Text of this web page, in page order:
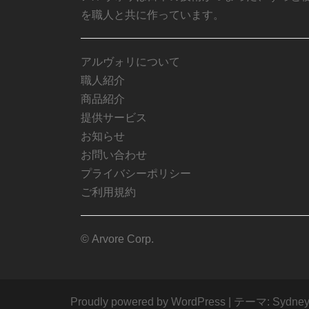
を職人と共に作っています。
アルヴォリについて
職人紹介
商品紹介
提供サービス
お知らせ
お問い合わせ
プライバシーポリシー
ご利用規約
© Arvore Corp.
Proudly powered by WordPress テーマ: Sydney